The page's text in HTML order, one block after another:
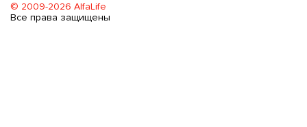
© 2009-2026 AlfaLife
Все права защищены